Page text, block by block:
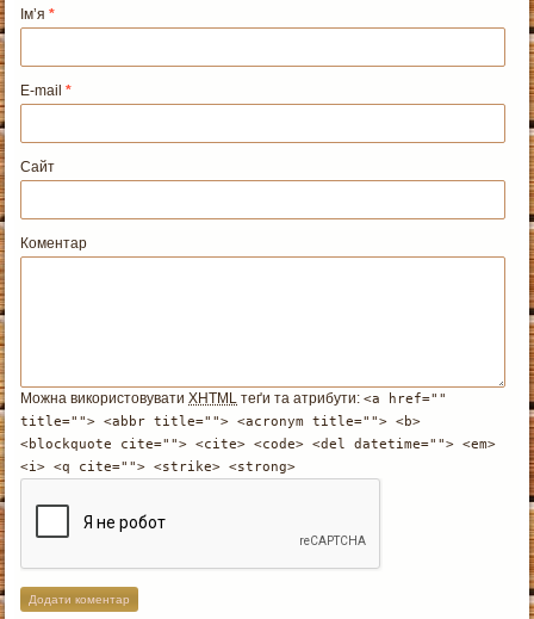
Ім’я*
E-mail*
Сайт
Коментар
Можна використовуватиXHTML теґи та атрибути:<a href=""
title=""> <abbr title=""> <acronym title=""> <b>
<blockquote cite=""> <cite> <code> <del datetime=""> <em>
<i> <q cite=""> <strike> <strong>